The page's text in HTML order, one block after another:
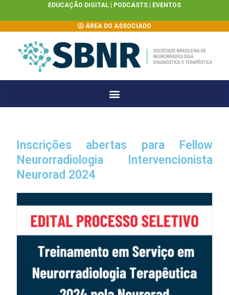
EDUCAÇÃO DIGITAL | PODCASTS EVENTOS
ÁREA DO ASSOCIADO
Inscrições abertas para Fellow
Neurorradiologia Intervencionista
Neurorad 2024